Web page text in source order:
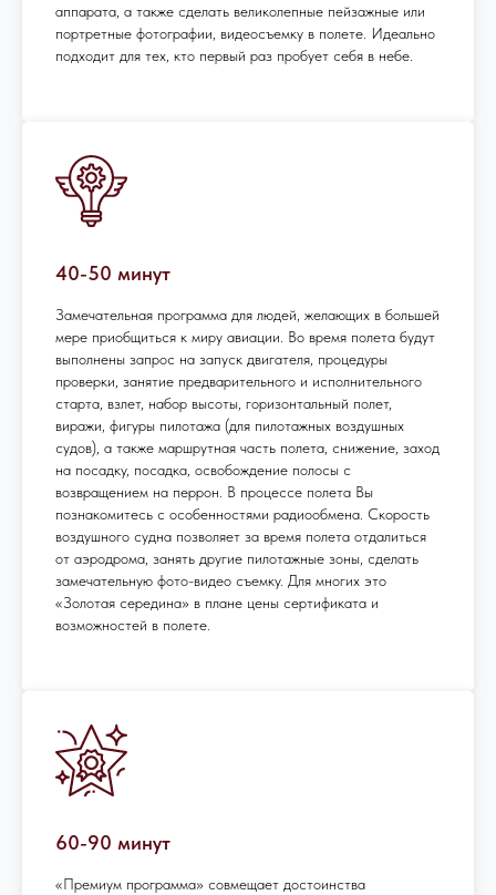
аппарата, а также сделать великолепные пейзажные или
портретные фотографии, видеосъемку в полете. Идеально
подходит для тех, кто первый раз пробует себя в небе.
40-50 минут
Замечательная программа для людей, желающих в большей
мере приобщиться к миру авиации. Во время полета будут
выполнены запрос на запуск двигателя, процедуры
проверки, занятие предварительного и исполнительного
старта, взлет, набор высоты, горизонтальный полет,
виражи, фигуры пилотажа (для пилотажных воздушных
судов), а также маршрутная часть полета, снижение, заход
на посадку, посадка, освобождение полосы с
возвращением на перрон. В процессе полета Вы
познакомитесь с особенностями радиообмена. Скорость
воздушного судна позволяет за время полета отдалиться
от аэродрома, занять другие пилотажные зоны, сделать
замечательную фото-видео съемку. Для многих это
«Золотая середина» в плане цены сертификата и
возможностей в полете.
60-90 минут
«Премиум программа» совмещает достоинства